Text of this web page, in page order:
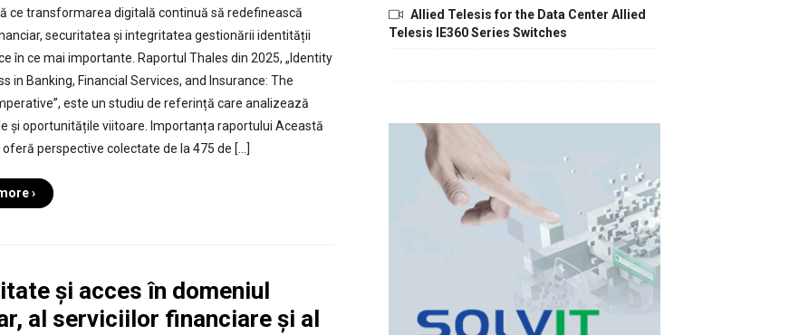
ce transformarea digitală continuă să redefinească
securitatea și integritatea gestionării identității
în ce mai importante. Raportul Thales din 2025, „Identity
in Banking, Financial Services, and Insurance: The
este un studiu de referință care analizează
și oportunitățile viitoare. Importanța raportului Această
perspective colectate de la 475 de […]
›
și acces în domeniul
al serviciilor financiare și al
Allied Telesis for the Data Center Allied
Telesis IE360 Series Switches